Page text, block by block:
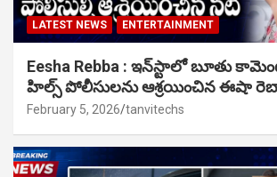
LATEST NEWS ENTERTAINMENT
Eesha Rebba : ఇన్‌స్టాలో బూతు
హిల్స్ పోలీసులను ఆశ్రయించిన ఈషా
February 5, 2026 tanvitechs